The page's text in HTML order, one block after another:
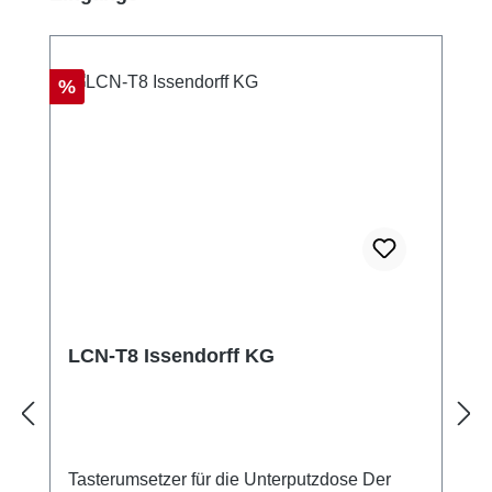
52mm x 20mm Schutzklasse: IP20
Rabatt
%
LCN-T8 Issendorff KG
Tasterumsetzer für die Unterputzdose Der